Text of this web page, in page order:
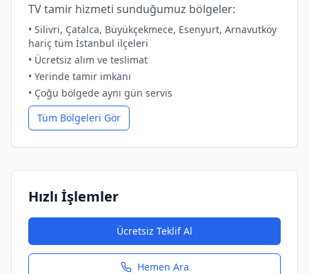
TV tamir hizmeti sunduğumuz bölgeler:
• Silivri, Çatalca, Büyükçekmece, Esenyurt, Arnavutköy
hariç tüm İstanbul ilçeleri
• Ücretsiz alım ve teslimat
• Yerinde tamir imkanı
• Çoğu bölgede aynı gün servis
Tüm Bölgeleri Gör
Hızlı İşlemler
Ücretsiz Teklif Al
Hemen Ara